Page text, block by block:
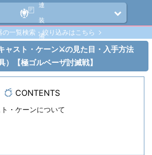
連
装
備
の一覧検索・絞り込みはこちら
ャスト・ケーン⚔️の見た目・入手方法
）【極ゴルベーザ討滅戦】
CONTENTS
・ケーンについて